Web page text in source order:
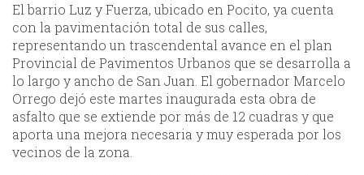
El barrio Luz y Fuerza, ubicado en Pocito, ya cuenta
con la pavimentación total de sus calles,
representando un trascendental avance en el plan
Provincial de Pavimentos Urbanos que se desarrolla a
lo largo y ancho de San Juan. El gobernador Marcelo
Orrego dejó este martes inaugurada esta obra de
asfalto que se extiende por más de 12 cuadras y que
aporta una mejora necesaria y muy esperada por los
vecinos de la zona.